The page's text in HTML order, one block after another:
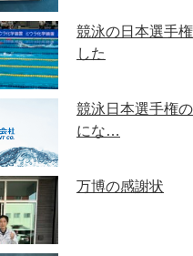
競泳の日本選手
した
競泳日本選手権
にな…
万博の感謝状